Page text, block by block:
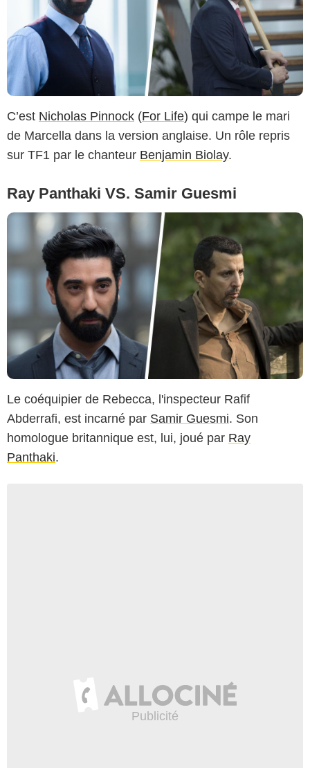
C’est Nicholas Pinnock (For Life) qui campe le mari
de Marcella dans la version anglaise. Un rôle repris
sur TF1 par le chanteur Benjamin Biolay.
Ray Panthaki VS. Samir Guesmi
Le coéquipier de Rebecca, l'inspecteur Rafif
Abderrafi, est incarné par Samir Guesmi. Son
homologue britannique est, lui, joué par Ray
Panthaki.